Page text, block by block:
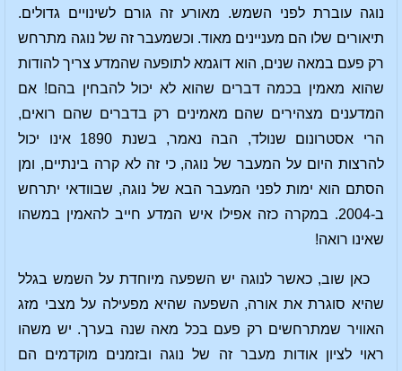
נוגה עוברת לפני השמש. מאורע זה גורם לשינויים גדולים.
תיאורים שלו הם מעניינים מאוד. וכשמעבר זה של נוגה מתרחש
רק פעם במאה שנים, הוא דוגמא לתופעה שהמדע צריך להודות
שהוא מאמין בכמה דברים שהוא לא יכול להבחין בהם! אם
המדענים מצהירים שהם מאמינים רק בדברים שהם רואים,
הרי אסטרונום שנולד, הבה נאמר, בשנת 1890 אינו יכול
להרצות היום על המעבר של נוגה, כי זה לא קרה בינתיים, ומן
הסתם הוא ימות לפני המעבר הבא של נוגה, שבוודאי יתרחש
ב-2004. במקרה כזה אפילו איש המדע חייב להאמין במשהו
שאינו רואה!
כאן שוב, כאשר לנוגה יש השפעה מיוחדת על השמש בגלל
שהיא סוגרת את אורה, השפעה שהיא מפעילה על מצבי מזג
האוויר שמתרחשים רק פעם בכל מאה שנה בערך. יש משהו
ראוי לציון אודות מעבר זה של נוגה ובזמנים מוקדמים הם